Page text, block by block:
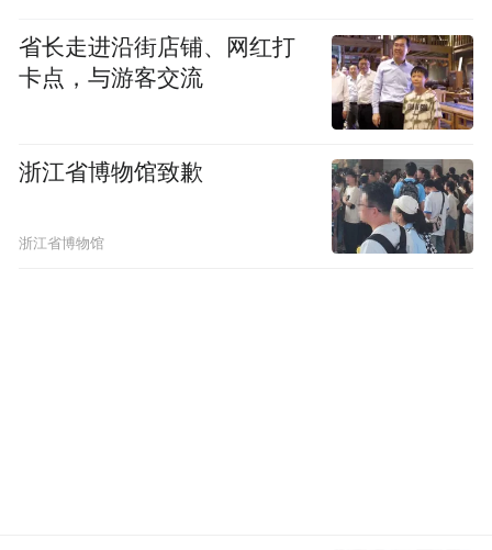
“特别声明：以上作品内容(包括在内的视频、图片或音
频)为凤凰网旗下自媒体平台“大风号”用户上传并发
布，本平台仅提供信息存储空间服务。
Notice: The content above (including the videos,
by the user of Dafeng Hao, which is a social media
platform and merely provides information storage
省长走进沿街店铺、网红打
卡点，与游客交流
浙江省博物馆致歉
浙江省博物馆